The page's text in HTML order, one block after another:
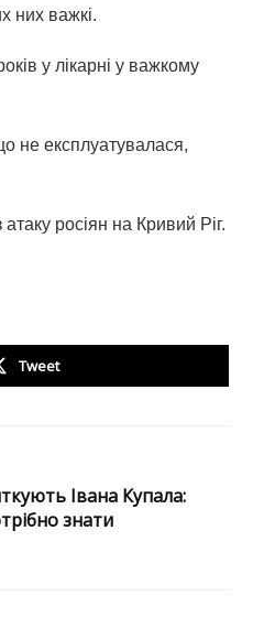
них важкі.
у лікарні у важкому
не експлуатувалася,
росіян на Кривий Ріг.
Tweet
Івана Купала:
знати